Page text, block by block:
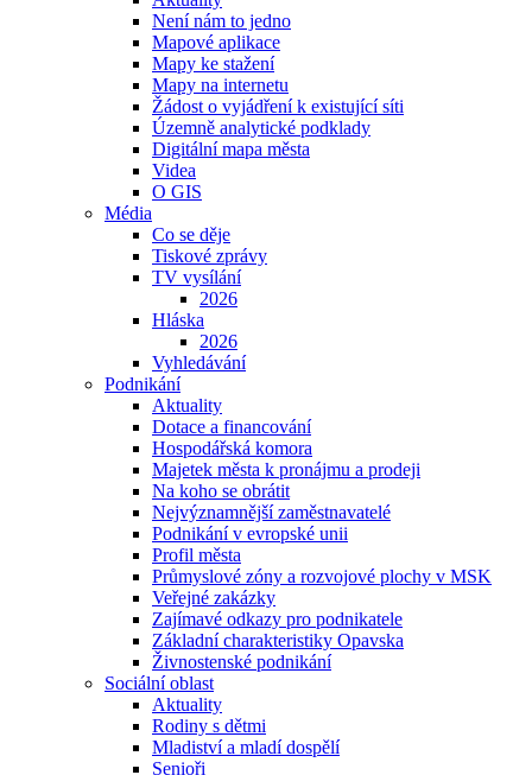
Není nám to jedno
Mapové aplikace
Mapy ke stažení
Mapy na internetu
Žádost o vyjádření k existující síti
Územně analytické podklady
Digitální mapa města
Videa
O GIS
Média
Co se děje
Tiskové zprávy
TV vysílání
2026
Hláska
2026
Vyhledávání
Podnikání
Aktuality
Dotace a financování
Hospodářská komora
Majetek města k pronájmu a prodeji
Na koho se obrátit
Nejvýznamnější zaměstnavatelé
Podnikání v evropské unii
Profil města
Průmyslové zóny a rozvojové plochy v MSK
Veřejné zakázky
Zajímavé odkazy pro podnikatele
Základní charakteristiky Opavska
Živnostenské podnikání
Sociální oblast
Aktuality
Rodiny s dětmi
Mladiství a mladí dospělí
Senioři